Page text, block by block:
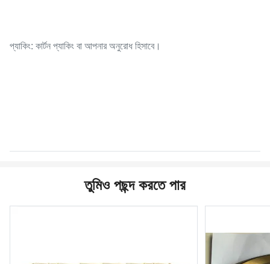
প্যাকিং: কার্টন প্যাকিং বা আপনার অনুরোধ হিসাবে।
তুমিও পছন্দ করতে পার